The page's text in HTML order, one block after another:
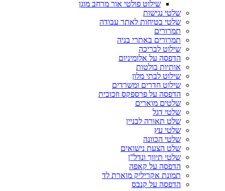
שילוט פולטי אור מרחב מוגן
שלטי נגישות
שלטי בטיחות לאתר עבודה
תמרורים
תמרורים באתרי בניה
שילוט לבריכה
הדפסה על אלומיניום
אותיות בולטות
שילוט לבתי מלון
שילוט חדרים ומשרדים
הדפסה על פרספקס וזכוכית
שלטים מוארים
שלטי דגל
שלט תאורה לבניין
שלטי עץ
שלטי הכוונה
שלט הצעת נישואים
שלטי תיווך ונדל”ן
הדפסה על קאפה
תמונת אקריליק מוארת לד
הדפסה על קנבס